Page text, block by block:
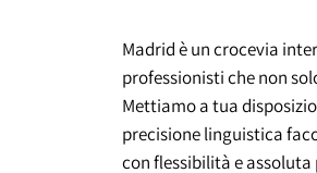
Madrid è un crocevia
professionisti che non
Mettiamo a tua
precisione linguistica
con flessibilità e